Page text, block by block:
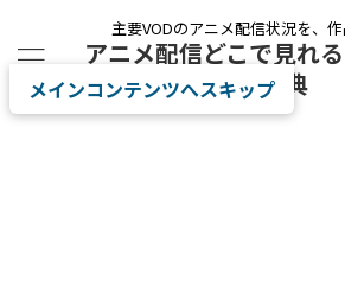
主要VODのアニメ配信状況を、作
アニメ配信どこで見れ
典
メインコンテンツへスキップ